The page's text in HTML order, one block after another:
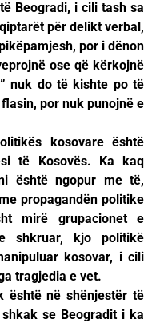
Beogradi, i cili tash sa
për delikt verbal,
por i dënon
ose që kërkojnë
nuk do të kishte po të
por nuk punojnë e
kosovare është
të Kosovës. Ka kaq
është ngopur me të,
propagandën politike
mirë grupacionet e
shkruar, kjo politikë
kosovar, i cili
tragjedia e vet.
është në shënjestër të
se Beogradit i ka